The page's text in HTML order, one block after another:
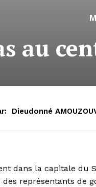
au
Dieudonné
dans la capitale du
représentants de